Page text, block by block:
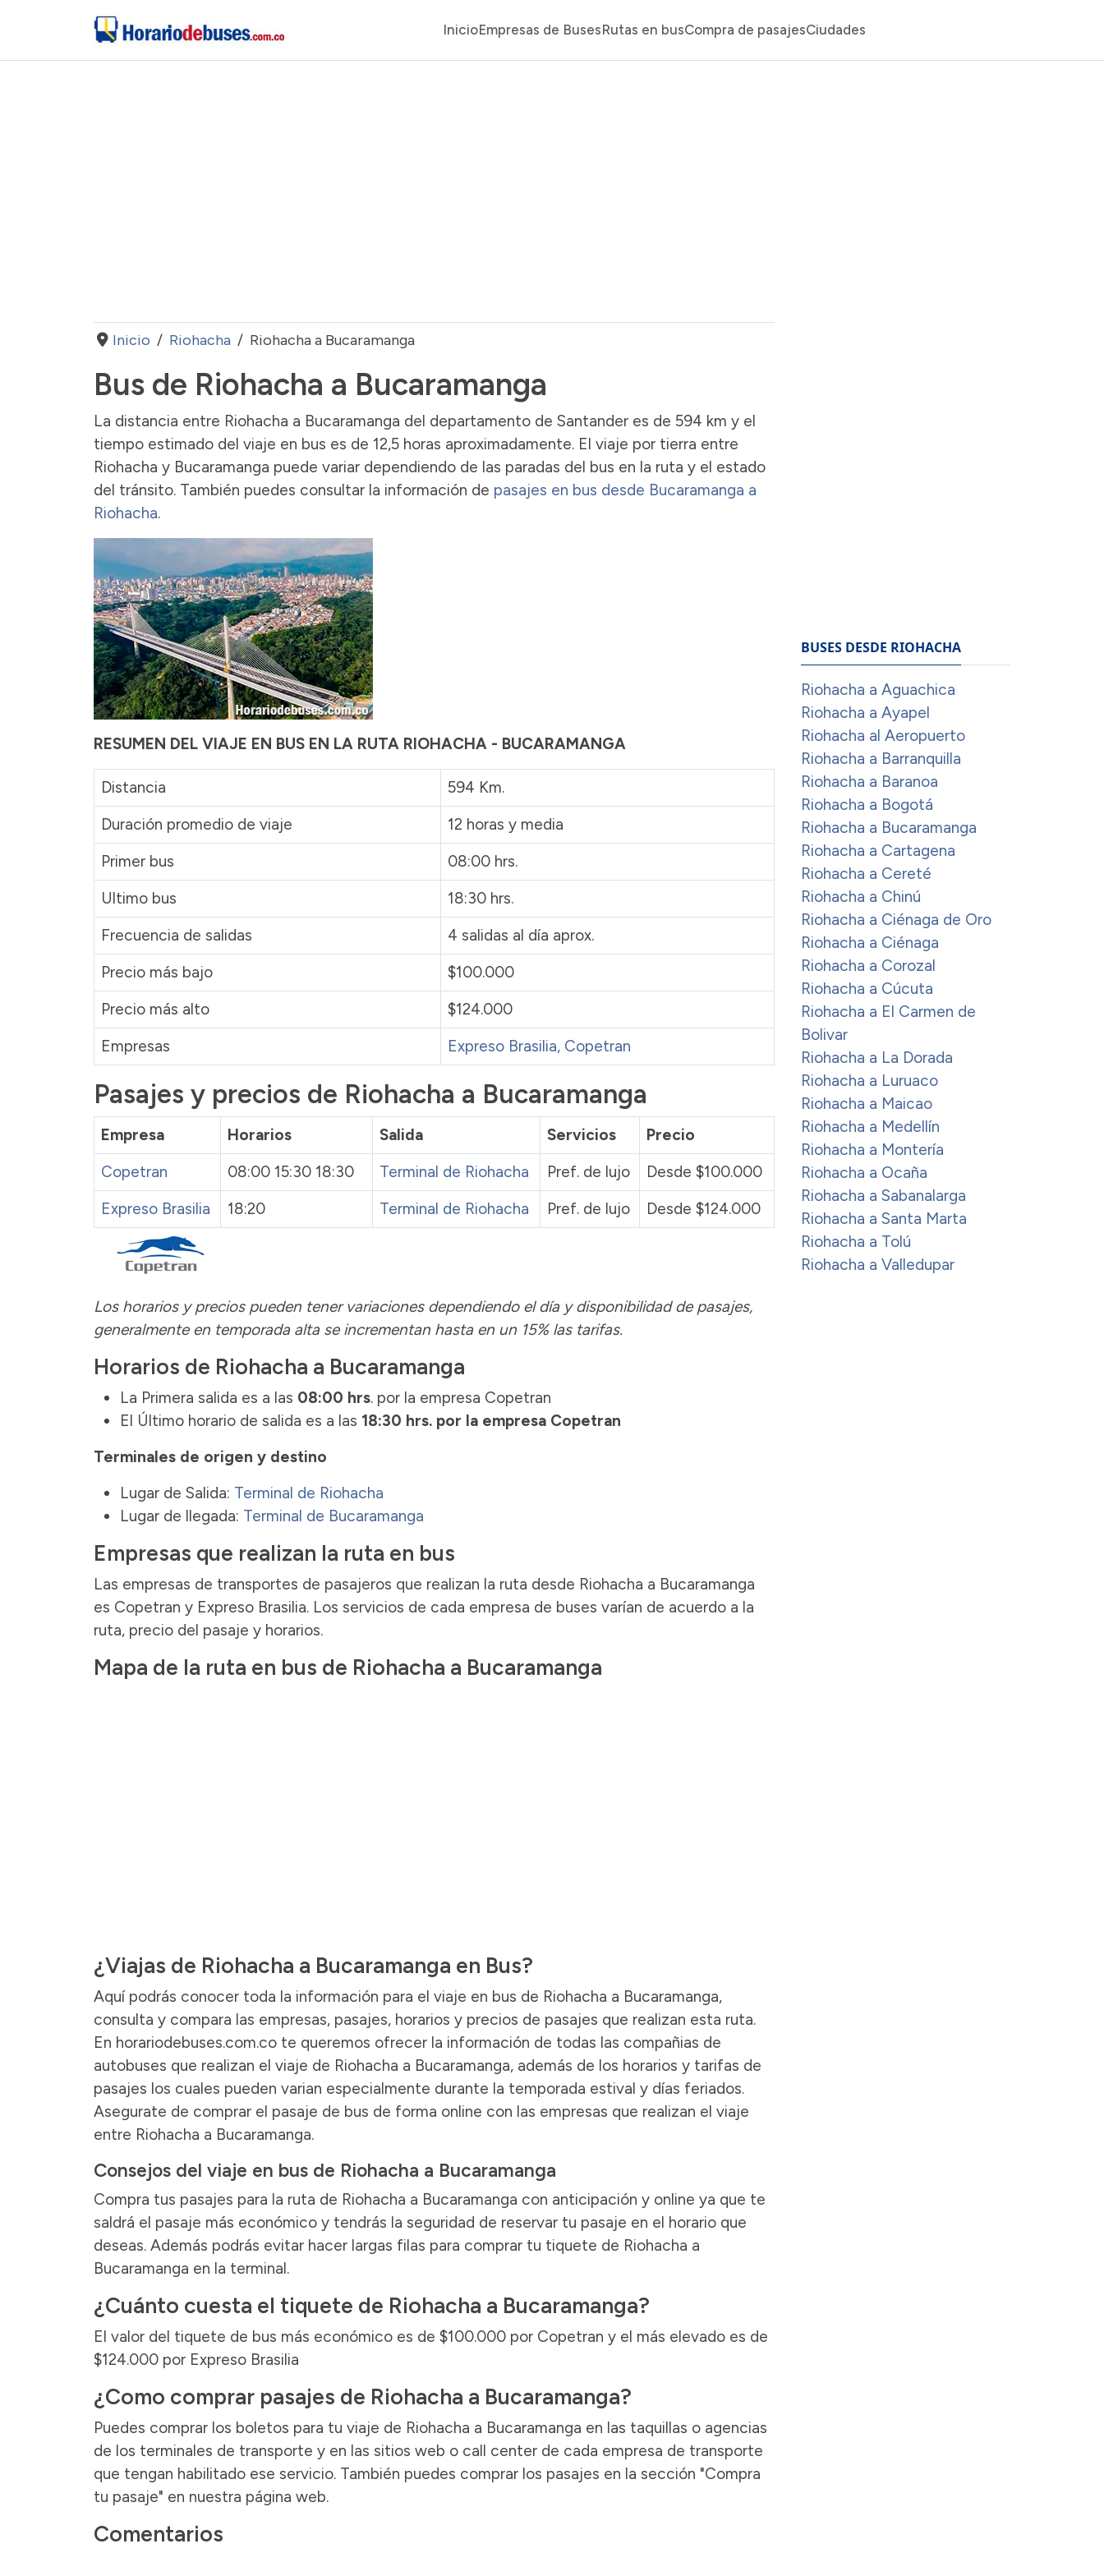
InicioEmpresas de BusesRutas en busCompra de pasajesCiudades
Inicio Riohacha Riohacha a Bucaramanga
Bus de Riohacha a Bucaramanga
La distancia entre Riohacha a Bucaramanga del departamento de Santander es de 594 km y el
tiempo estimado del viaje en bus es de 12,5 horas aproximadamente. El viaje por tierra entre
Riohacha y Bucaramanga puede variar dependiendo de las paradas del bus en la ruta y el estado
del tránsito. También puedes consultar la información de pasajes en bus desde Bucaramanga a
Riohacha.
RESUMEN DEL VIAJE EN BUS EN LA RUTA RIOHACHA - BUCARAMANGA
Distancia
594 Km.
Duración promedio de viaje
12 horas y media
Primer bus
08:00 hrs.
Ultimo bus
18:30 hrs.
Frecuencia de salidas
4 salidas al día aprox.
Precio más bajo
$100.000
Precio más alto
$124.000
Empresas
Expreso Brasilia, Copetran
Pasajes y precios de Riohacha a Bucaramanga
Empresa Horarios Salida Servicios
Precio
Copetran
08:00 15:30 18:30 Terminal de Riohacha Pref. de lujo
Desde $100.000
Expreso Brasilia
18:20 Terminal de Riohacha Pref. de lujo Desde $124.000
Los horarios y precios pueden tener variaciones dependiendo el día y disponibilidad de pasajes,
generalmente en temporada alta se incrementan hasta en un 15% las tarifas.
Horarios de Riohacha a Bucaramanga
La Primera salida es a las 08:00 hrs. por la empresa Copetran
El Último horario de salida es a las 18:30 hrs. por la empresa Copetran
Terminales de origen y destino
Lugar de Salida: Terminal de Riohacha
Lugar de llegada: Terminal de Bucaramanga
Empresas que realizan la ruta en bus
Las empresas de transportes de pasajeros que realizan la ruta desde Riohacha a Bucaramanga
es Copetran y Expreso Brasilia. Los servicios de cada empresa de buses varían de acuerdo a la
ruta, precio del pasaje y horarios.
Mapa de la ruta en bus de Riohacha a Bucaramanga
¿Viajas de Riohacha a Bucaramanga en Bus?
Aquí podrás conocer toda la información para el viaje en bus de Riohacha a Bucaramanga,
consulta y compara las empresas, pasajes, horarios y precios de pasajes que realizan esta ruta.
En horariodebuses.com.co te queremos ofrecer la información de todas las compañias de
autobuses que realizan el viaje de Riohacha a Bucaramanga, además de los horarios y tarifas de
pasajes los cuales pueden varian especialmente durante la temporada estival y días feriados.
Asegurate de comprar el pasaje de bus de forma online con las empresas que realizan el viaje
entre Riohacha a Bucaramanga.
Consejos del viaje en bus de Riohacha a Bucaramanga
Compra tus pasajes para la ruta de Riohacha a Bucaramanga con anticipación y online ya que te
saldrá el pasaje más económico y tendrás la seguridad de reservar tu pasaje en el horario que
deseas. Además podrás evitar hacer largas filas para comprar tu tiquete de Riohacha a
Bucaramanga en la terminal.
¿Cuánto cuesta el tiquete de Riohacha a Bucaramanga?
El valor del tiquete de bus más económico es de $100.000 por Copetran y el más elevado es de
$124.000 por Expreso Brasilia
¿Como comprar pasajes de Riohacha a Bucaramanga?
Puedes comprar los boletos para tu viaje de Riohacha a Bucaramanga en las taquillas o agencias
de los terminales de transporte y en las sitios web o call center de cada empresa de transporte
que tengan habilitado ese servicio. También puedes comprar los pasajes en la sección "Compra
tu pasaje" en nuestra página web.
Comentarios
BUSES DESDE RIOHACHA
Riohacha a Aguachica
Riohacha a Ayapel
Riohacha al Aeropuerto
Riohacha a Barranquilla
Riohacha a Baranoa
Riohacha a Bogotá
Riohacha a Bucaramanga
Riohacha a Cartagena
Riohacha a Cereté
Riohacha a Chinú
Riohacha a Ciénaga de Oro
Riohacha a Ciénaga
Riohacha a Corozal
Riohacha a Cúcuta
Riohacha a El Carmen de
Bolivar
Riohacha a La Dorada
Riohacha a Luruaco
Riohacha a Maicao
Riohacha a Medellín
Riohacha a Montería
Riohacha a Ocaña
Riohacha a Sabanalarga
Riohacha a Santa Marta
Riohacha a Tolú
Riohacha a Valledupar